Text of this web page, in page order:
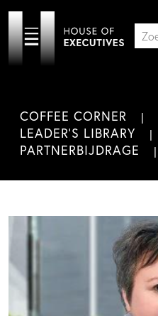
COFFEE CORNER
LEADER'S LIBRARY
PARTNERBIJDRAGE